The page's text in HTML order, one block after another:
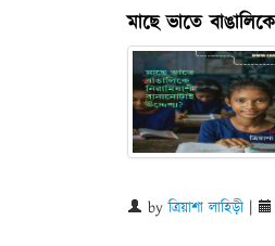
মাছে ভাতে
byত্রিয়াশা লাহিড়ী